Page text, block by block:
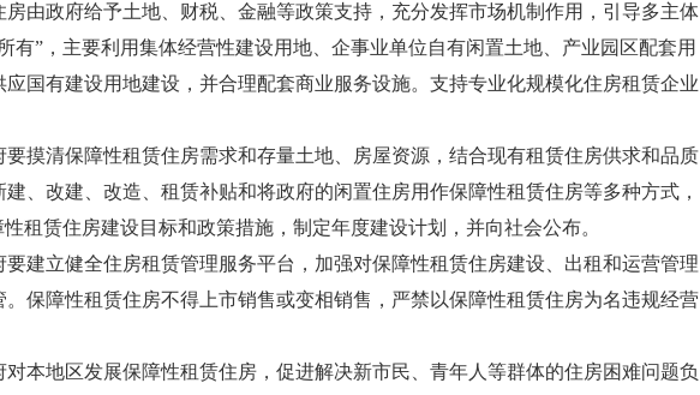
政府给予土地、财税、金融等政策支持，充分发挥市场机制作用，引导多主体
有”，主要利用集体经营性建设用地、企事业单位自有闲置土地、产业园区配套用
国有建设用地建设，并合理配套商业服务设施。支持专业化规模化住房租赁企业
清保障性租赁住房需求和存量土地、房屋资源，结合现有租赁住房供求和品质
、改建、改造、租赁补贴和将政府的闲置住房用作保障性租赁住房等多种方式，
租赁住房建设目标和政策措施，制定年度建设计划，并向社会公布。
立健全住房租赁管理服务平台，加强对保障性租赁住房建设、出租和运营管理
保障性租赁住房不得上市销售或变相销售，严禁以保障性租赁住房为名违规经营
地区发展保障性租赁住房，促进解决新市民、青年人等群体的住房困难问题负